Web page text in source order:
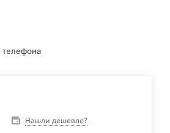
телефона
Нашли дешевле?